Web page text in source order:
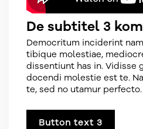
De subtitel 3
Democritum inciderint
tibique molestiae,
dissentiunt has in. Vidisse
docendi molestie est te.
te, sed no utamur perfecto.
Button text 3